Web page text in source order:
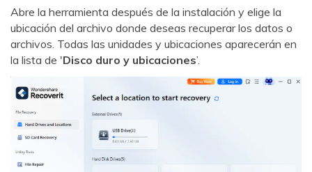
Abre la herramienta después de la instalación y elige la
ubicación del archivo donde deseas recuperar los datos o
archivos. Todas las unidades y ubicaciones aparecerán en
la lista de 'Disco duro y ubicaciones’.